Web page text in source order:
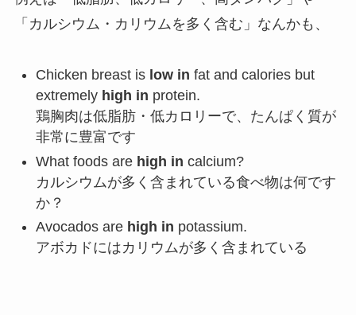
「カルシウム・カリウムを多く含む」なんかも、
Chicken breast islow in fat and calories but
extremely high in protein.
鶏胸肉は低脂肪・低カロリーで、たんぱく質が
非常に豊富です
What foods are high in calcium?
カルシウムが多く含まれている食べ物は何です
か？
Avocados are high in potassium.
アボカドにはカリウムが多く含まれている